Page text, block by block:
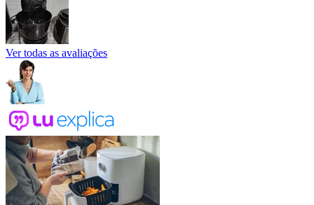
Ver todas as avaliações